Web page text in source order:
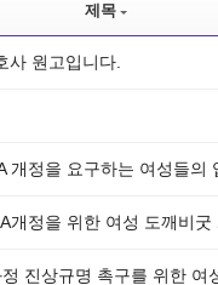
제목
사 원고입니다.
개정을 요구하는 여성들의
개정을 위한 여성 도깨비굿
진상규명 촉구를 위한 여